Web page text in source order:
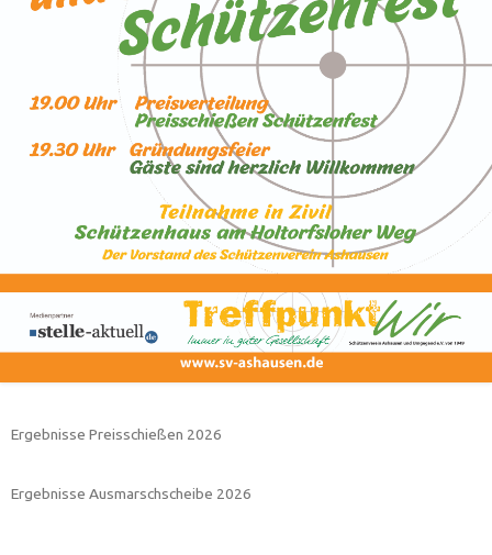
Ergebnisse Preisschießen 2026
Ergebnisse Ausmarschscheibe 2026